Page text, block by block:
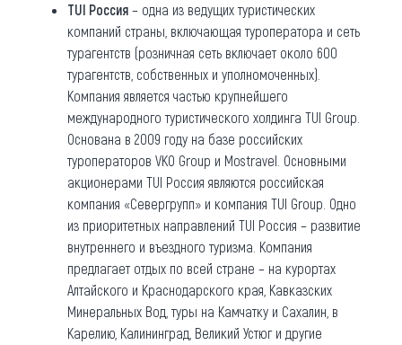
TUI Россия – одна из ведущих туристических
компаний страны, включающая туроператора и сеть
турагентств (розничная сеть включает около 600
турагентств, собственных и уполномоченных).
Компания является частью крупнейшего
международного туристического холдинга TUI Group.
Основана в 2009 году на базе российских
туроператоров VKO Group и Mostravel. Основными
акционерами TUI Россия являются российская
компания «Севергрупп» и компания TUI Group. Одно
из приоритетных направлений TUI Россия – развитие
внутреннего и въездного туризма. Компания
предлагает отдых по всей стране – на курортах
Алтайского и Краснодарского края, Кавказских
Минеральных Вод, туры на Камчатку и Сахалин, в
Карелию, Калининград, Великий Устюг и другие